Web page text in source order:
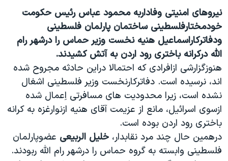
اصلی
جهش
به
جستجو
جهان
ورزشی
گزیده‌ها
ویژه برنامه‌ها
ویدیوها
فرهنگ و زندگی
حقوق شهروندی
اقتصادی
علم و فناوری
صفحه‌های ویژه
جام جهانی ۲۰۲۶
عملیات خشم حماسی
۲۵۰سالگی آمریکا
بایگانی برنامه‌های تلویزیونی
مستندها
انتخابات ریاست جمهوری آمریکا ۲۰۲۴
حمله جمهوری اسلامی به اسرائیل
رمز مهسا
فرکانس‌های صدای آمریکا
پخش رادیویی
یادگیری زبان انگلیسی
دنبال کنید
نيروهای امنيتی وفاداربه محمود عباس رئيس حکومت
خودمختارفلسطينی ساختمان پارلمان فلسطينی
ودفاترکاراسماعيل هنيه نخست وزير حماس را درشهر رام
الله درکرانه باختری رود اردن به آتش کشيدند.
هنوزگزارشی ازافرادی که احتمالا دراين حادثه مجروح شده
اند، نرسيده است. دفاترکارنخست وزير فلسطينی اشغال
نشده است، زيرا محدوديت های مسافرتی اِعمال شده
ازسوی اسرائيل، مانع از عزيمت آقای هنيه ازنوارغزه به کرانه
باختری رود اردن بوده است.
درهمين حال چند مرد نقابدار، خليل الربيعی عضوپارلمان
فلسطينی وابسته به گروه حماس را درشهر رام الله ربودند.